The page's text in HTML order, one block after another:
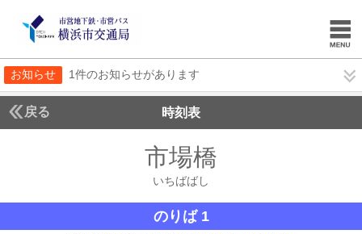
お知らせ 1件のお知らせがあります
戻る 時刻表
市場橋
いちばばし
のりば 1